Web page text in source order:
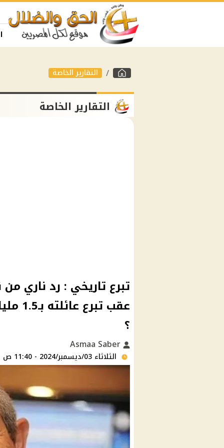
التقارير الخاصة
التقارير الخاصة
تبرع تاريخي : رد ناري
عقب
؟
الثلاثاء 03/ديسمبر/2024 - 11:40 ص